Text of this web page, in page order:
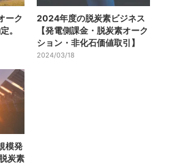
ーク
。
2024年度の脱炭素ビジネス
【発電側課金・脱炭素オーク
ション・非化石価値取引】
2024/03/18
模発
炭素